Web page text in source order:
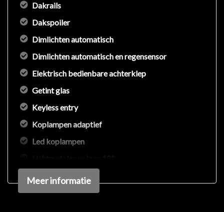
Dakrails
Dakspoiler
Dimlichten automatisch
Dimlichten automatisch en regensensor
Elektrisch bedienbare achterklep
Getint glas
Keyless entry
Koplampen adaptief
Led koplampen
Panoramadak
Parkeer assistent
Meer informatie